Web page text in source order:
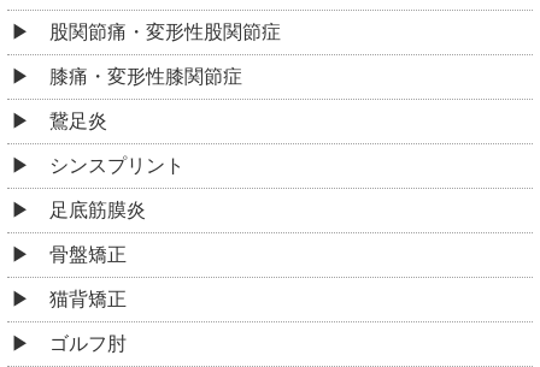
股関節痛・変形性股関節症
膝痛・変形性膝関節症
鵞足炎
シンスプリント
足底筋膜炎
骨盤矯正
猫背矯正
ゴルフ肘